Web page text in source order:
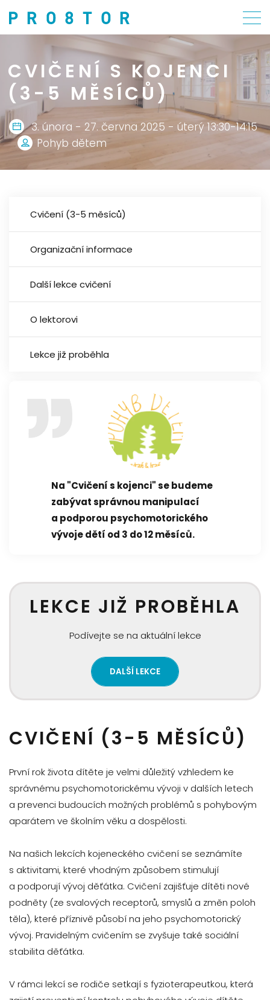
CVIČENÍ S KOJENCI
(3-5 MĚSÍCŮ)
3. února - 27. června 2025 - úterý 13:30-14:15
Pohyb dětem
Cvičení (3-5 měsíců)
Organizační informace
Další lekce cvičení
O lektorovi
Lekce již proběhla
Na "Cvičení s kojenci" se budeme
zabývat správnou manipulací
a podporou psychomotorického
vývoje dětí od 3 do 12 měsíců.
LEKCE JIŽ PROBĚHLA
Podívejte se na aktuální lekce
DALŠÍ LEKCE
CVIČENÍ (3-5 MĚSÍCŮ)
První rok života dítěte je velmi důležitý vzhledem ke
správnému psychomotorickému vývoji v dalších letech
a prevenci budoucích možných problémů s pohybovým
aparátem ve školním věku a dospělosti.
Na našich lekcích kojeneckého cvičení se seznámíte
s aktivitami, které vhodným způsobem stimulují
a podporují vývoj děťátka. Cvičení zajišťuje dítěti nové
podněty (ze svalových receptorů, smyslů a změn poloh
těla), které příznivě působí na jeho psychomotorický
vývoj. Pravidelným cvičením se zvyšuje také sociální
stabilita děťátka.
V rámci lekcí se rodiče setkají s fyzioterapeutkou, která